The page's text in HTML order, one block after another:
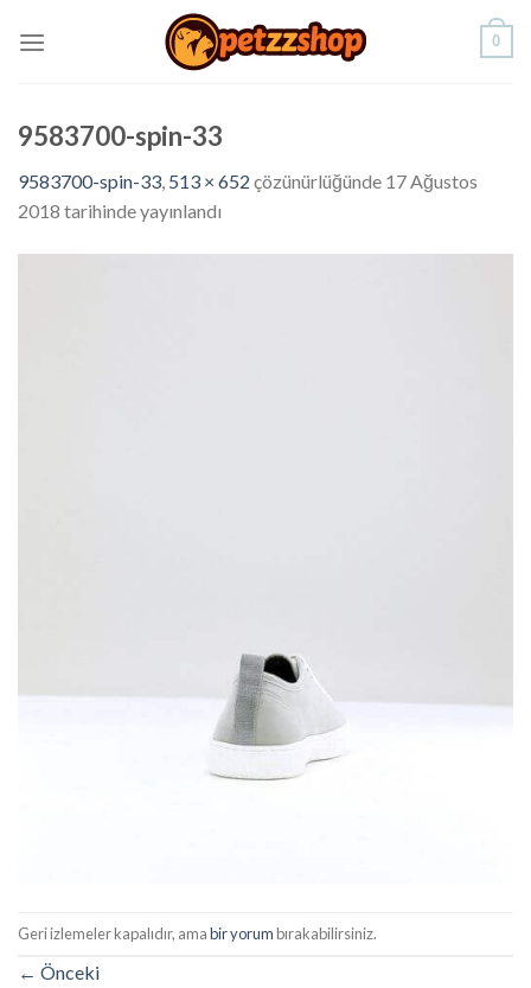
0
9583700-spin-33
9583700-spin-33, 513 × 652 çözünürlüğünde 17 Ağustos
2018 tarihinde yayınlandı
Geri izlemeler kapalıdır, amabir yorumbırakabilirsiniz.
← Önceki